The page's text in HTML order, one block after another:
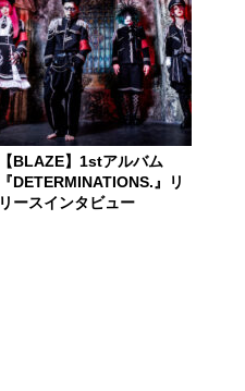
【BLAZE】1stアルバム
『DETERMINATIONS.』リ
リースインタビュー